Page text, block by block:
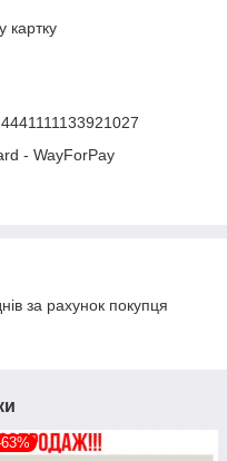
картку
- WayForPay
за рахунок покупця